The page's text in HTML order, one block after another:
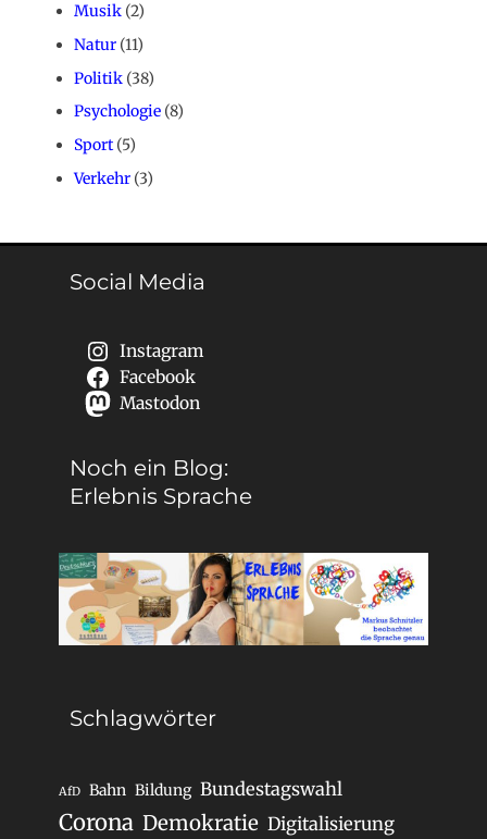
Musik (2)
Natur (11)
Politik (38)
Psychologie (8)
Sport(5)
Verkehr (3)
Social Media
Instagram
Facebook
Mastodon
Noch ein Blog:
Erlebnis Sprache
Schlagwörter
AfD Bahn Bildung Bundestagswahl
Corona Demokratie Digitalisierung